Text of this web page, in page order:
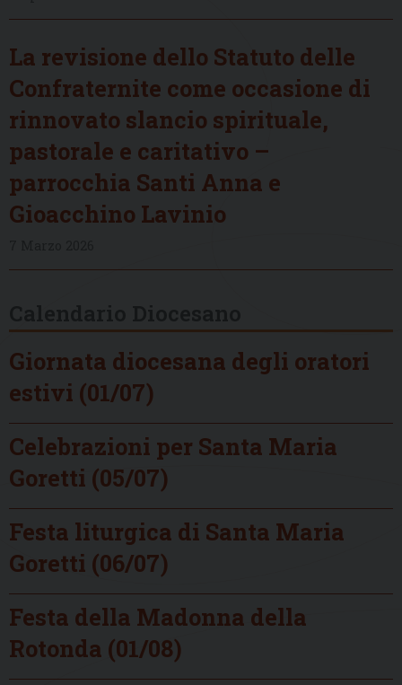
La revisione dello Statuto delle
Confraternite come occasione di
rinnovato slancio spirituale,
pastorale e caritativo –
parrocchia Santi Anna e
Gioacchino Lavinio
Giornata diocesana degli oratori
estivi (01/07)
Celebrazioni per Santa Maria
Goretti (05/07)
Festa liturgica di Santa Maria
Goretti (06/07)
Festa della Madonna della
Rotonda (01/08)